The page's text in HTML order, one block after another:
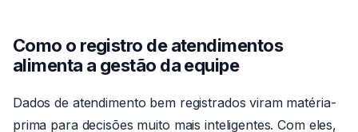
Como o registro de atendimentos
alimenta a gestão da equipe
Dados de atendimento bem registrados viram matéria-
prima para decisões muito mais inteligentes. Com eles,